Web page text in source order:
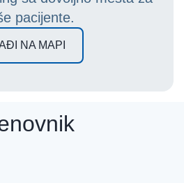
pacijente.
NA MAPI